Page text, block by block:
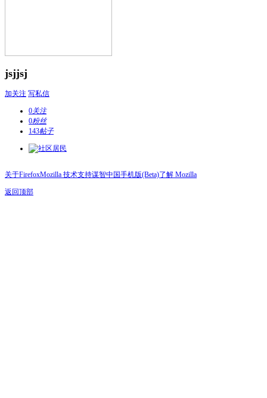
jsjjsj
加关注 写私信
0关注
0粉丝
143帖子
关于FirefoxMozilla 技术支持谋智中国手机版(Beta)了解 Mozilla
返回顶部